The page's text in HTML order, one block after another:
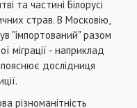
та частині Білорусі
страв. В Московію,
"імпортований" разом
міграції - наприклад
пояснює дослідниця
різноманітність